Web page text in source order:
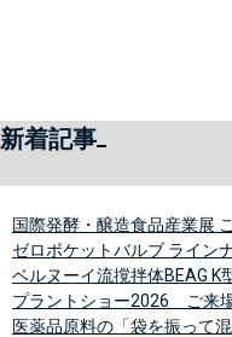
新着記事
国際発酵・醸造食品産業展
ゼロポケットバルブ ライン
ベルヌーイ流撹拌体BEAG K
プラントショー2026 ご来
医薬品原料の「袋を振って